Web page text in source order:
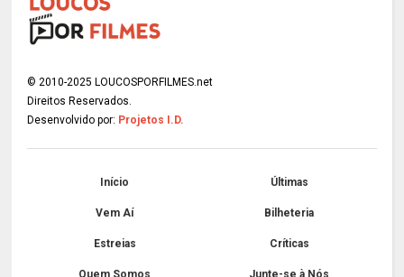
© 2010-2025 LOUCOSPORFILMES.net
Direitos Reservados.
Desenvolvido por: Projetos I.D.
Início Últimas
Vem Aí Bilheteria
Estreias Críticas
Quem Somos Junte-se à Nós